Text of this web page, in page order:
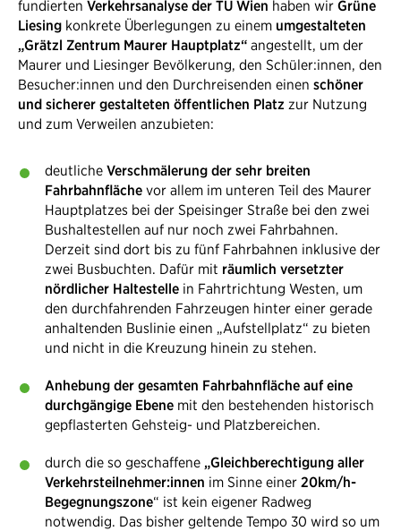
fundierten Verkehrsanalyse der TU Wien haben wir Grüne
Liesing konkrete Überlegungen zu einem umgestalteten
„Grätzl Zentrum Maurer Hauptplatz“ angestellt, um der
Maurer und Liesinger Bevölkerung, den Schüler:innen, den
Besucher:innen und den Durchreisenden einen schöner
und sicherer gestalteten öffentlichen Platz zur Nutzung
und zum Verweilen anzubieten:
deutliche Verschmälerung der sehr​ breiten
Fahrbahnfläche vor allem im unteren Teil des Maurer
Hauptplatzes bei der Speisinger Straße bei den zwei
Bushaltestellen auf nur noch zwei Fahrbahnen.
Derzeit sind dort bis zu fünf Fahrbahnen inklusive der
zwei Busbuchten. Dafür mit räumlich versetzter
nördlicher Haltestelle in Fahrtrichtung Westen, um
den durchfahrenden Fahrzeugen hinter einer gerade
anhaltenden Buslinie einen „Aufstellplatz“ zu bieten
und nicht in die Kreuzung hinein zu stehen.
Anhebung der gesamten Fahrbahnfläche auf eine
durchgängige Ebene mit den bestehenden historisch
gepflasterten Gehsteig- und Platzbereichen.
durch die so geschaffene „Gleichberechtigung aller
Verkehrsteilnehmer:innen im Sinne einer 20km/h-
Begegnungszone“ ist kein eigener Radweg
notwendig. Das bisher geltende Tempo 30 wird so um